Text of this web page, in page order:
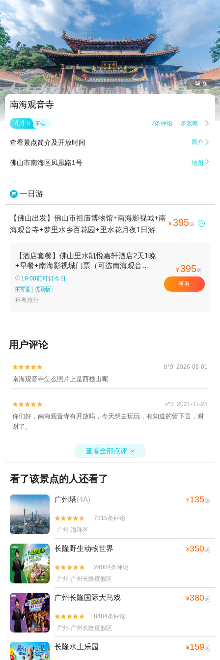
 9
南海观音寺
4.4 分 不错 7条评论 1条攻略 
查看景点简介及开放时间 简介 
佛山市南海区凤凰路1号 地图 
一日游
【佛山出发】佛山市祖庙博物馆+南海影视城+南
海观音寺+梦里水乡百花园+里水花月夜1日游
¥395起 
【酒店套餐】佛山里水凯悦嘉轩酒店2天1晚
+早餐+南海影视城门票（可选南海观音寺/
梦里水乡百花园套餐）
19:00前可订今日
不可退 无购物
环粤旅行
¥395起
查看
用户评论

 b*9 2026-08-01
南海观音寺怎么照片上是西樵山呢

 v*3 2021-11-28
你们好，南海观音寺有开放吗，今天想去玩玩，有知道的留下言，谢
谢了。
查看全部点评 
看了该景点的人还看了
广州塔(4A) ¥135起


7315条评论
广州·海珠区
长隆野生动物世界 ¥350起


24084条评论
广州·广州长隆度假区
广州长隆国际大马戏 ¥380起


8484条评论
广州·广州长隆度假区
长隆水上乐园 ¥159起
